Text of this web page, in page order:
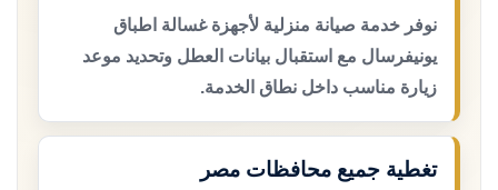
نوفر خدمة صيانة منزلية لأجهزة غسالة اطباق
يونيفرسال مع استقبال بيانات العطل وتحديد موعد
زيارة مناسب داخل نطاق الخدمة.
تغطية جميع محافظات مصر